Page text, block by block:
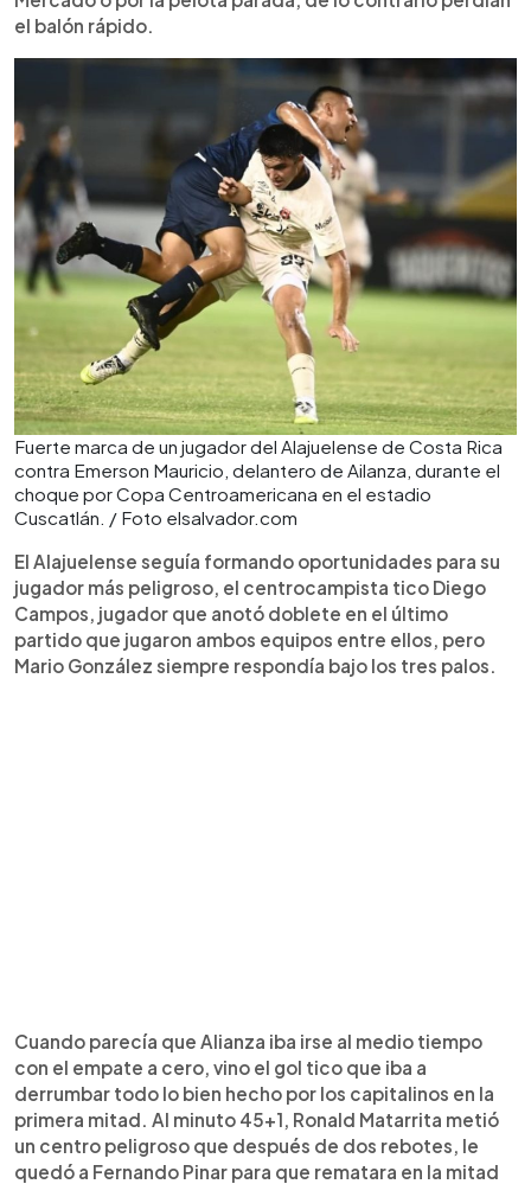
el balón rápido.
Fuerte marca de un jugador del Alajuelense de Costa Rica
contra Emerson Mauricio, delantero de Ailanza, durante el
choque por Copa Centroamericana en el estadio
Cuscatlán. / Foto elsalvador.com
El Alajuelense seguía formando oportunidades para su
jugador más peligroso, el centrocampista tico Diego
Campos, jugador que anotó doblete en el último
partido que jugaron ambos equipos entre ellos, pero
Mario González siempre respondía bajo los tres palos.
Cuando parecía que Alianza iba irse al medio tiempo
con el empate a cero, vino el gol tico que iba a
derrumbar todo lo bien hecho por los capitalinos en la
primera mitad. Al minuto 45+1, Ronald Matarrita metió
un centro peligroso que después de dos rebotes, le
quedó a Fernando Pinar para que rematara en la mitad